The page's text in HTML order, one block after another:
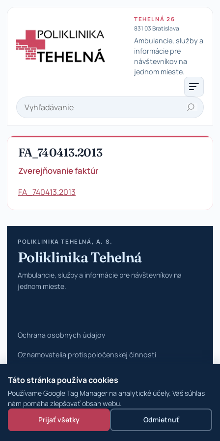
Táto stránka používa cookies
Používame Google Tag Manager na analytické účely. Váš súhlas
nám pomáha zlepšovať obsah webu.
Prijať všetky
Odmietnuť
TEHELNÁ 26
831 03 Bratislava
Ambulancie, služby a
informácie pre
návštevníkov na
jednom mieste.
Hľadať
FA_740413.2013
Zverejňovanie faktúr
FA_740413.2013
POLIKLINIKA TEHELNÁ, A. S.
Poliklinika Tehelná
Ambulancie, služby a informácie pre návštevníkov na
jednom mieste.
Ochrana osobných údajov
Oznamovatelia protispoločenskej činnosti
Vyhlásenie o prístupnosti
Zmeniť nastavenia cookies
© 2026 Poliklinika Tehelná · WordPress špecialisti